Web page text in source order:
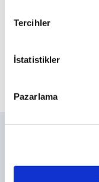
Tercihler
İstatistikler
Pazarlama